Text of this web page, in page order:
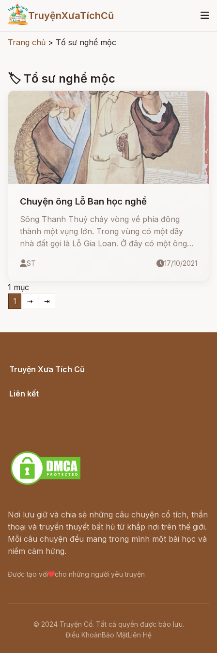
TruyệnXưaTíchCũ
Trang chủ > Tổ sư nghề mộc
🏷 Tổ sư nghề mộc
Chuyện ông Lỗ Ban học nghề
Sông Thanh Thuỷ chảy vòng về phía đông
thành một vụng lớn. Trong vùng có một dãy
nhà đất gọi là Lỗ Gia Loan. Ở đây có một ông
tám tuổi, đi học nghề, theo phường từ năm
năm ròng.
ST 17/10/2021
1 mục
1 ⇢ ⇥
Truyện Xưa Tích Cũ
Liên kết
Nơi lưu giữ và chia sẻ những câu chuyện cổ tích, thần
thoại và truyền thuyết bất hủ từ khắp nơi trên thế giới.
Mỗi câu chuyện đều mang trong mình một bài học và
niềm cảm hứng.
Được tạo với cho những người yêu truyện
© 2024 Truyện Cổ. Tất cả quyền được bảo lưu.
Điều KhoảnBảo MậtLiên Hệ